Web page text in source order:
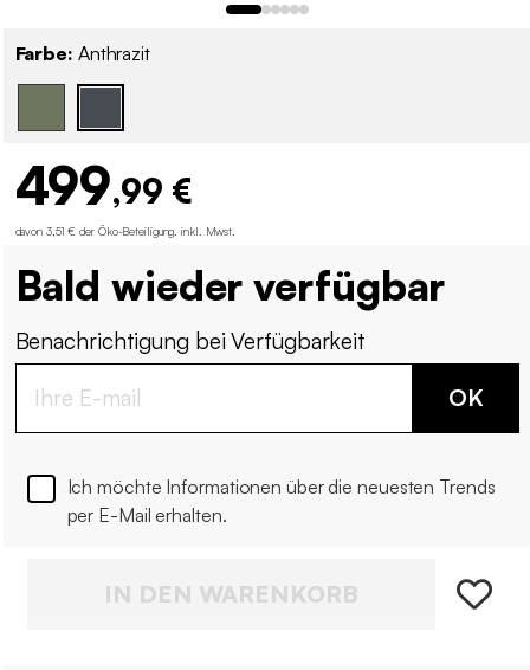
Farbe: Anthrazit
499,99 €
davon 3,51 € der Öko-Beteiligung inkl. Mwst.
Bald wieder verfügbar
Benachrichtigung bei Verfügbarkeit
OK
Ich möchte Informationen über die neuesten Trends
per E-Mail erhalten.
IN DEN WARENKORB